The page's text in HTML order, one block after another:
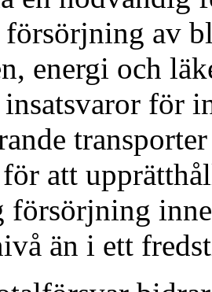
av
energi och
insatsvaror för
att
försörjning
än i ett